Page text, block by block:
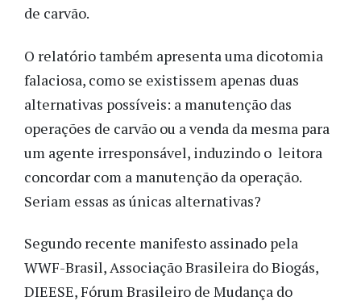
de carvão.
O relatório também apresenta uma dicotomia
falaciosa, como se existissem apenas duas
alternativas possíveis: a manutenção das
operações de carvão ou a venda da mesma para
um agente irresponsável, induzindo o leitora
concordar com a manutenção da operação.
Seriam essas as únicas alternativas?
Segundo recente manifesto assinado pela
WWF-Brasil, Associação Brasileira do Biogás,
DIEESE, Fórum Brasileiro de Mudança do